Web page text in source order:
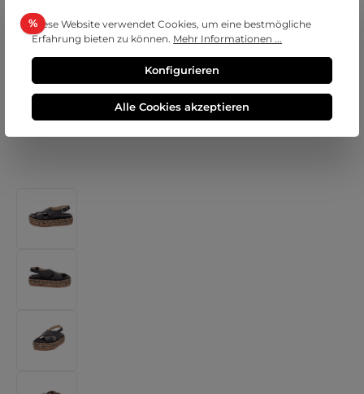
Bildergalerie überspringen
%Rabatt
Diese Website verwendet Cookies, um eine bestmögliche
Erfahrung bieten zu können. Mehr Informationen ...
Konfigurieren
Alle Cookies akzeptieren